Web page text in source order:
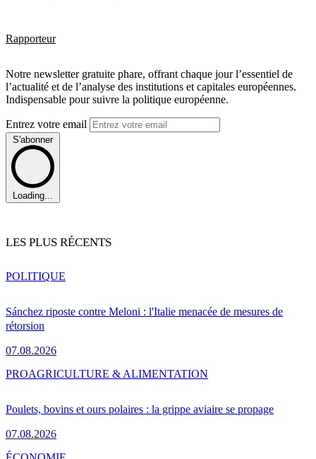
Rapporteur
Notre newsletter gratuite phare, offrant chaque jour l’essentiel de
l’actualité et de l’analyse des institutions et capitales européennes.
Indispensable pour suivre la politique européenne.
Entrez votre email
S'abonner
Loading...
LES PLUS RÉCENTS
Sánchez riposte contre Meloni : l'Italie menacée de mesures de
rétorsion
07.08.2026
POLITIQUE
Poulets, bovins et ours polaires : la grippe aviaire se propage
07.08.2026
PROAGRICULTURE & ALIMENTATION